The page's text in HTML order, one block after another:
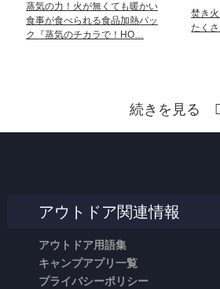
蒸気の力！火が無くても暖かい
食事が食べられる食品加熱パッ
ク『蒸気のチカラで！HO…
焚き
たく
続きを見る
アウトドア関連情報
アウトドア用語集
キャンプアプリ一覧
プライバシーポリシー